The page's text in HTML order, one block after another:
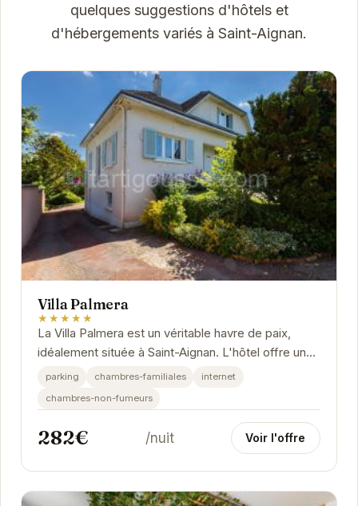
quelques suggestions d'hôtels et
d'hébergements variés à Saint-Aignan.
Villa Palmera
★★★★★
La Villa Palmera est un véritable havre de paix,
idéalement située à Saint-Aignan. L'hôtel offre un
cadre chaleureux et confortable, parfait...
parking chambres-familiales
internet
chambres-non-fumeurs
282€ /nuit Voir l'offre